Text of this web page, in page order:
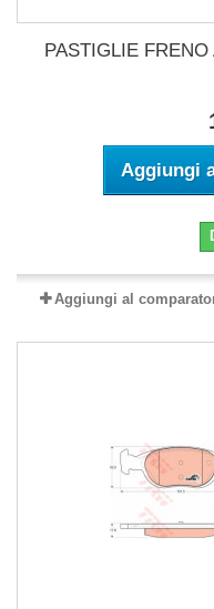
PASTIGLIE
Aggiungi
Aggiungi al